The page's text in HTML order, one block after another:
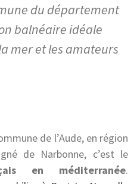
du département
balnéaire idéale
mer et les amateurs
de l’Aude, en région
de Narbonne, c’est le
en méditerranée.